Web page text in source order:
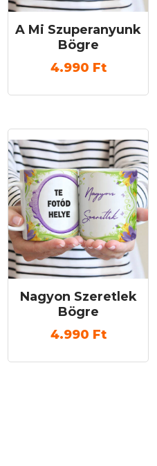
A Mi Szuperanyunk
Bögre
4.990 Ft
Nagyon Szeretlek
Bögre
4.990 Ft